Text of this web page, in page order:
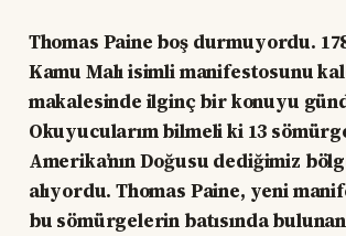
Thomas Paine boş durmuyordu.
Kamu Malı isimli manifestosunu
makalesinde ilginç bir konuyu
Okuyucularım bilmeli ki 13
Amerika’nın Doğusu dediğimiz
alıyordu. Thomas Paine, yeni
bu sömürgelerin batısında